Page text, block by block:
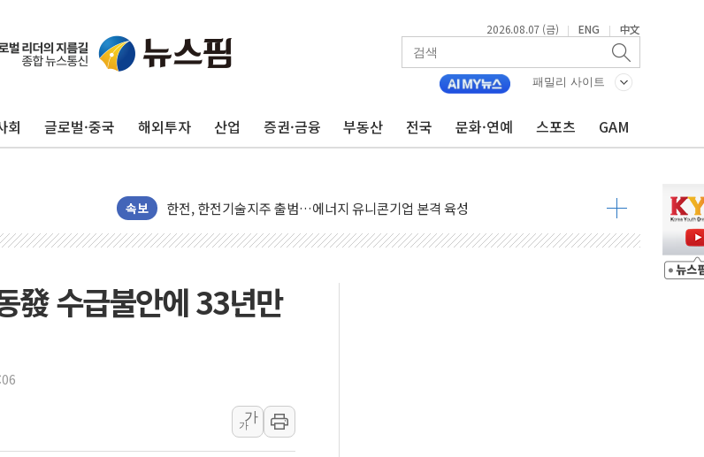
2026.08.07 (금) | ENG | 中文
패밀리 사이트
회 글로벌·중국 해외투자 산업 증권·금융 부동산 전국 문화·연예 스포츠 GAM
속보
대형 저축은행 4%대 예금 사라진다, OK·애큐온·페퍼만 남아
서울 노원 40.2도…8년 만에 서울서 40도 넘어
SK하이닉스, 용인·청주에 54조 투자…D램·낸드 동시 증설
[중국증시 마감] CPO∙PCB∙CRO가 이끈 '기술주 상승장'
[컨콜] 롯데케미칼 "대산·여수 사업재편 완료시 재무구조 개선 기대"
SK증권, 비대면 고객 대상 '수수료 평생 우대' 이벤트 진행
중수청 임용설명회에 검사 110명 등 1100명 참석...인사·처우 관심
[컨콜] 롯데케미칼, "하반기 기초화학 가격 강세 완화"
수급불안에 33년만
가
가